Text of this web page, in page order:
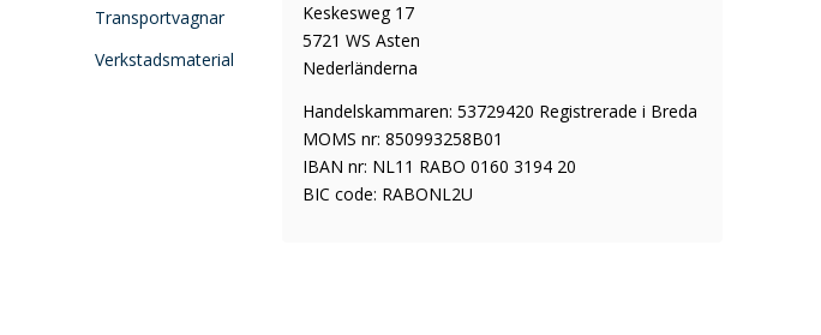
Transportvagnar
Verkstadsmaterial
Keskesweg 17
5721 WS Asten
Nederländerna
Handelskammaren: 53729420 Registrerade i Breda
MOMS nr: 850993258B01
IBAN nr: NL11 RABO 0160 3194 20
BIC code: RABONL2U